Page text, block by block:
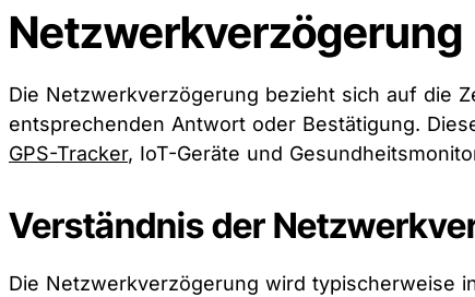
Netzwerkverzögerung
Die Netzwerkverzögerung bezieht sich auf die
entsprechenden Antwort oder Bestätigung.
GPS-Tracker, IoT-Geräte und
Verständnis der
Die Netzwerkverzögerung wird typischerweise